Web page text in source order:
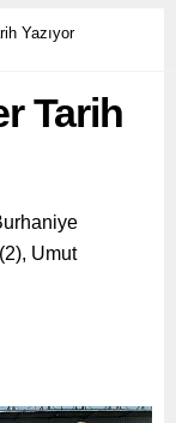
Yazıyor
Tarih
Umut